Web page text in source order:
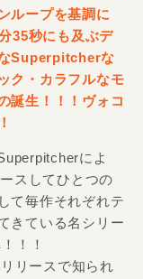
ループを基調に
35秒にも及ぶデ
Superpitcherな
ク・カラフルなモ
誕生！！！ヴォコ
によ
スしてひとつの
て毎作それぞれテ
きている名シリー
！！
リースで知られ